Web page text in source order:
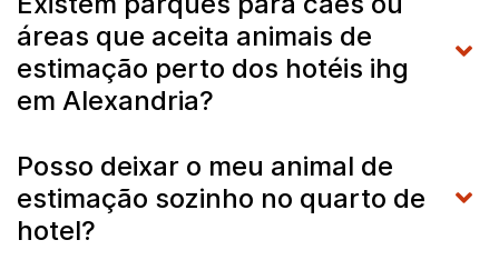
áreas que aceita animais de
estimação perto dos hotéis ihg
em Alexandria?
Posso deixar o meu animal de
estimação sozinho no quarto de
hotel?